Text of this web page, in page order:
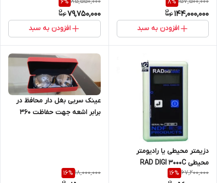
144,000,000
افزودن به سبد
ایکس و گاما و بتا جهت دزیمتری
ساخت کمپانی BOSEAN
79,750,000
افزودن به سبد
دزیمتر محیطی یا رادیومتر
محیطی RAD DIGI 3000C
پرتوهای ایکس و گاما
67,200,000
16%
عینک سربی بغل دار محافظ در
برابر اشعه جهت حفاظت 360
18,000,000
16%